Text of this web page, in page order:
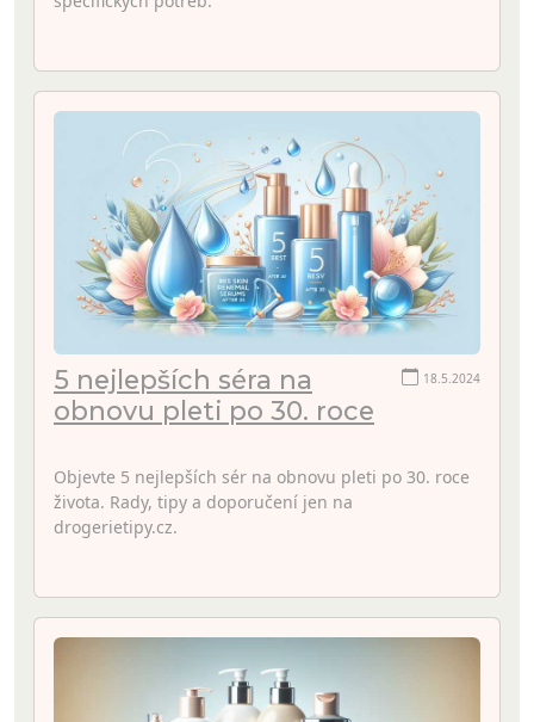
18.5.2024
5 nejlepších séra na
obnovu pleti po 30. roce
Objevte 5 nejlepších sér na obnovu pleti po 30. roce
života. Rady, tipy a doporučení jen na
drogerietipy.cz.